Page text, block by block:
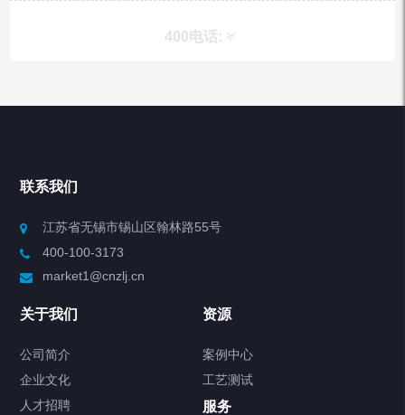
400电话:
产品分类
制冷加热动态控温系统
Chiller气体控温系统
联系我们
江苏省无锡市锡山区翰林路55号
400-100-3173
market1@cnzlj.cn
关于我们
公司简介
企业文化
人才招聘
资源
案例中心
工艺测试
服务